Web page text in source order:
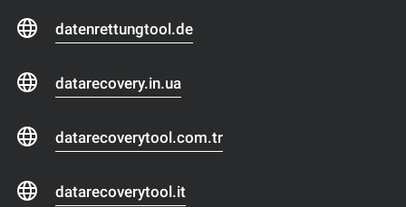
datenrettungtool.de
datarecovery.in.ua
datarecoverytool.com.tr
datarecoverytool.it